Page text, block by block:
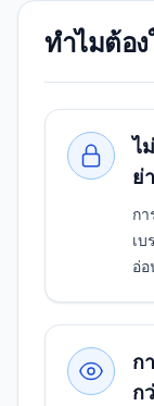
ทำไมต้อง
ไ
ย่
ก
เ
อ่
ก
ก